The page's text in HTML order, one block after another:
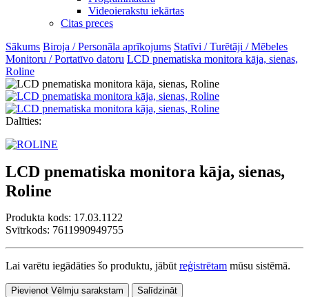
Videoierakstu iekārtas
Citas preces
Sākums Biroja / Personāla aprīkojums Statīvi / Turētāji / Mēbeles
Monitoru / Portatīvo datoru LCD pnematiska monitora kāja, sienas,
Roline
Dalīties:
LCD pnematiska monitora kāja, sienas,
Roline
Produkta kods: 17.03.1122
Svītrkods: 7611990949755
Lai varētu iegādāties šo produktu, jābūt reģistrētam mūsu sistēmā.
Pievienot Vēlmju sarakstam Salīdzināt